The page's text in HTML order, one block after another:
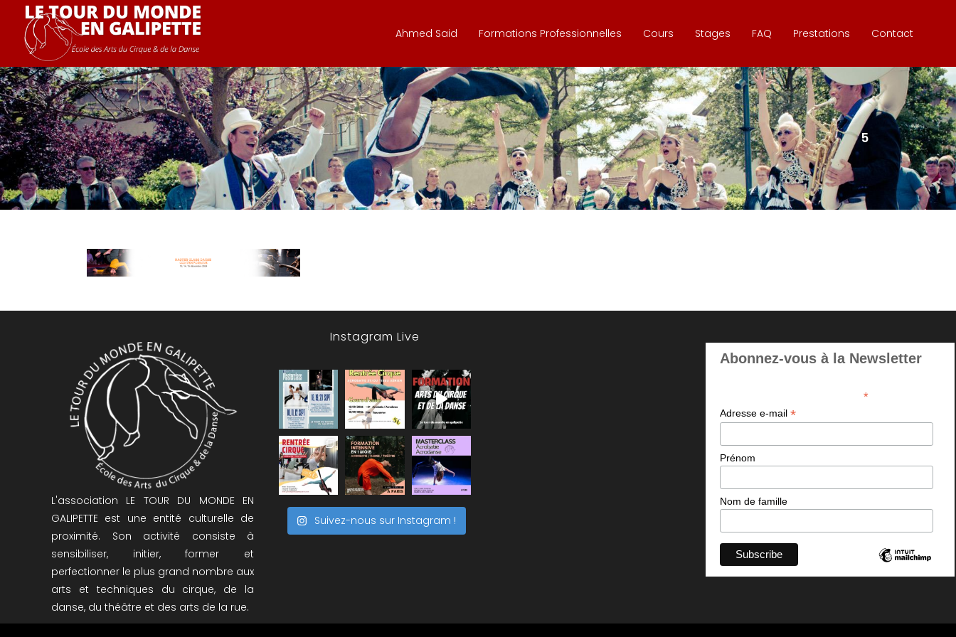
Ahmed Said Formations Professionnelles Cours Stages FAQ Prestations Contact
5
L'association LE TOUR DU MONDE EN
GALIPETTE est une entité culturelle de
proximité. Son activité consiste à
sensibiliser, initier, former et
perfectionner le plus grand nombre aux
arts et techniques du cirque, de la
danse, du théâtre et des arts de la rue.
Instagram Live
Suivez-nous sur Instagram !
Abonnez-vous à la Newsletter
*indicates required
Adresse e-mail *
Prénom
Nom de famille